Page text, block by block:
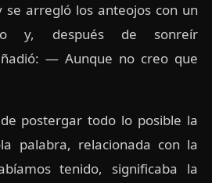
arregló los anteojos con un
y, después de sonreír
— Aunque no creo que
postergar todo lo posible la
palabra, relacionada con la
tenido, significaba la